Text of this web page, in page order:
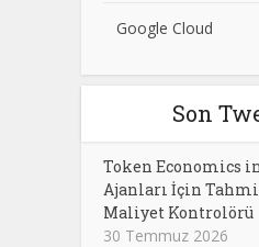
Google Cloud
Son
Token Economics
Ajanları İçin
Maliyet Kontrolörü
30 Temmuz 2026